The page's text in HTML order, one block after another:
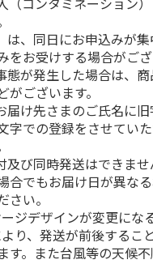
、同日にお申込みが
お受けする場合がござ
態が発生した場合は、
ございます。
届け先さまのご氏名に
字での登録をさせてい
及び同時発送はできま
合でもお届け日が異な
い。
ジデザインが変更にな
り、発送が前後するこ
す。また台風等の天候